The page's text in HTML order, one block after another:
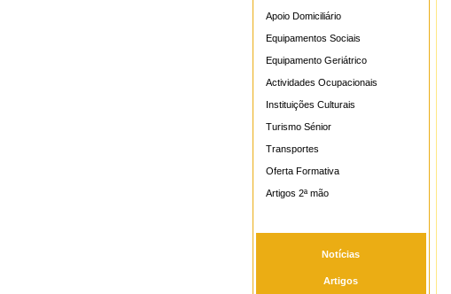
Apoio Domiciliário
Equipamentos Sociais
Equipamento Geriátrico
Actividades Ocupacionais
Instituições Culturais
Turismo Sénior
Transportes
Oferta Formativa
Artigos 2ª mão
Notícias
Artigos